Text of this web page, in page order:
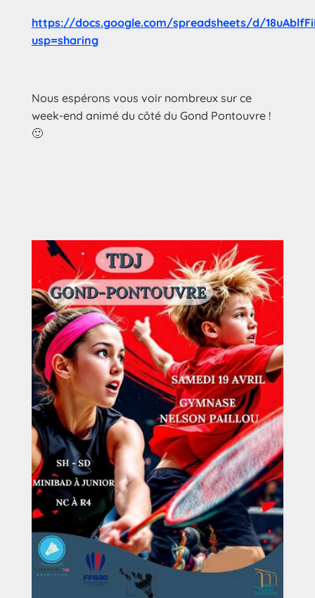
https://docs.google.com/spreadsheets/d/
usp=sharing
Nous espérons vous voir nombreux sur ce
week-end animé du côté du Gond Pontouvre !
🙂